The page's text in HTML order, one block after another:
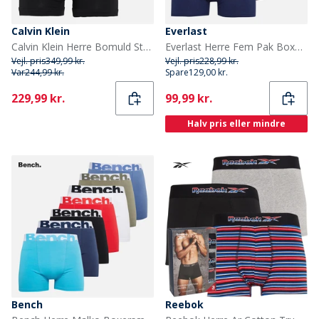
Calvin Klein
Calvin Klein Herre Bomuld Stretch Tre Pak Boxer Trusser Sort/Sort
Vejl. pris349,99 kr.
Var244,99 kr.
Current
229,99 kr.
Everlast
Everlast Herre Fem Pak Boxer Trusser Sort/Grå/Blå
Vejl. pris228,99 kr.
Spare129,00 kr.
Current
99,99 kr.
Halv pris eller mindre
Bench
Reebok